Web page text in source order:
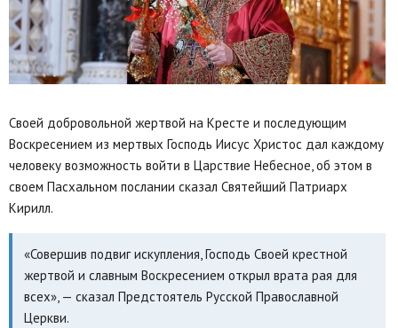
Своей добровольной жертвой на Кресте и последующим
Воскресением из мертвых Господь Иисус Христос дал каждому
человеку возможность войти в Царствие Небесное, об этом в
своем Пасхальном послании сказал Святейший Патриарх
Кирилл.
«Совершив подвиг искупления, Господь Своей крестной
жертвой и славным Воскресением открыл врата рая для
всех», — сказал Предстоятель Русской Православной
Церкви.